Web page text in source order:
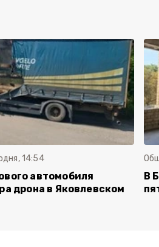
14:54
автомобиля
дрона в Яковлевском
В